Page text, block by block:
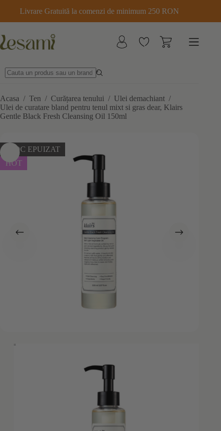
conținut
Livrare Gratuită la comenzi de minimum 250 RON
Acasa / Ten / Curățarea tenului / Ulei demachiant /
Ulei de curatare bland pentru tenul mixt si gras dear, Klairs
Gentle Black Fresh Cleansing Oil 150ml
STOC EPUIZAT
HOT